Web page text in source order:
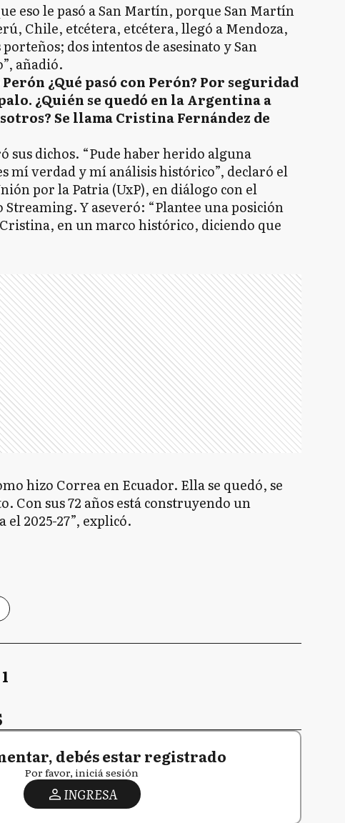
eso le pasó a San Martín, porque San Martín
Chile, etcétera, etcétera, llegó a Mendoza,
dos intentos de asesinato y San
añadió.
¿Qué pasó con Perón? Por seguridad
¿Quién se quedó en la Argentina a
Se llama Cristina Fernández de
sus dichos. “Pude haber herido alguna
mí verdad y mí análisis histórico”, declaró el
por la Patria (UxP), en diálogo con el
Y aseveró: “Plantee una posición
en un marco histórico, diciendo que
hizo Correa en Ecuador. Ella se quedó, se
Con sus 72 años está construyendo un
2025-27”, explicó.
debés estar registrado
Por favor, iniciá sesión
INGRESA